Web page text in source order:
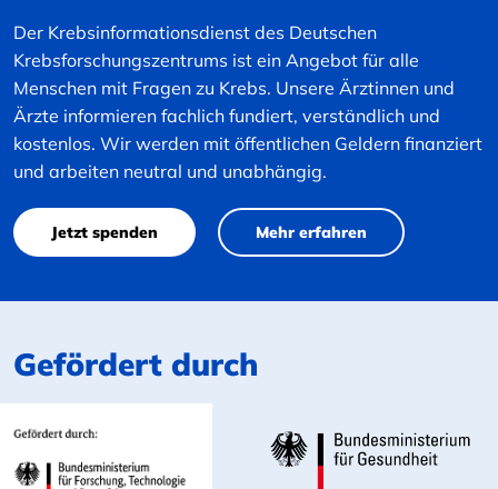
Der Krebsinformationsdienst des Deutschen
Krebsforschungszentrums ist ein Angebot für alle
Menschen mit Fragen zu Krebs. Unsere Ärztinnen und
Ärzte informieren fachlich fundiert, verständlich und
kostenlos. Wir werden mit öffentlichen Geldern finanziert
und arbeiten neutral und unabhängig.
Jetzt spenden Mehr erfahren
Gefördert durch